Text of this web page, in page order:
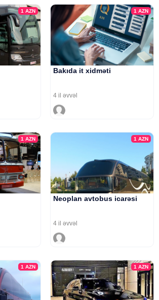
1AZN 1 AZN
Bakıda it xidməti
4 il əvvəl
1AZN 1 AZN
Neoplan avtobus icarəsi
4 il əvvəl
1AZN 1 AZN